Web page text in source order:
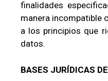
finalidades
manera incompatible
a los principios que
datos.
BASES JURÍDICAS